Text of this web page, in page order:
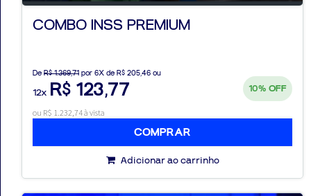
COMBO INSS PREMIUM
De R$ 1.369,71 por 6X de R$ 205,46 ou
12x R$ 123,77 10% OFF
ou R$ 1.232,74 à vista
COMPRAR
Adicionar ao carrinho